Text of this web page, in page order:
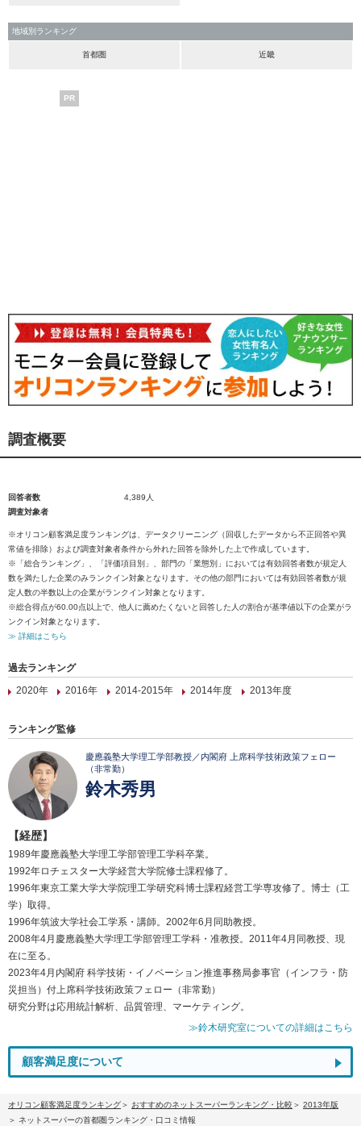
地域別ランキング
首都圏 近畿
PR
調査概要
回答者数
4,389人
調査対象者
※オリコン顧客満足度ランキングは、データクリーニング（回収したデータから不正回答や異
常値を排除）および調査対象者条件から外れた回答を除外した上で作成しています。
※「総合ランキング」、「評価項目別」、部門の「業態別」においては有効回答者数が規定人
数を満たした企業のみランクイン対象となります。その他の部門においては有効回答者数が規
定人数の半数以上の企業がランクイン対象となります。
※総合得点が60.00点以上で、他人に薦めたくないと回答した人の割合が基準値以下の企業がラ
ンクイン対象となります。
≫ 詳細はこちら
過去ランキング
2020年
2016年 2014-2015年 2014年度 2013年度
ランキング監修
慶應義塾大学理工学部教授／内閣府 上席科学技術政策フェロー
（非常勤）
鈴木秀男
【経歴】
1989年慶應義塾大学理工学部管理工学科卒業。
1992年ロチェスター大学経営大学院修士課程修了。
1996年東京工業大学大学院理工学研究科博士課程経営工学専攻修了。博士（工
学）取得。
1996年筑波大学社会工学系・講師。2002年6月同助教授。
2008年4月慶應義塾大学理工学部管理工学科・准教授。2011年4月同教授、現
在に至る。
2023年4月内閣府 科学技術・イノベーション推進事務局参事官（インフラ・防
災担当）付上席科学技術政策フェロー（非常勤）
研究分野は応用統計解析、品質管理、マーケティング。
≫鈴木研究室についての詳細はこちら
顧客満足度について
オリコン顧客満足度ランキング おすすめのネットスーパーランキング・比較
2013年版
ネットスーパーの首都圏ランキング・口コミ情報